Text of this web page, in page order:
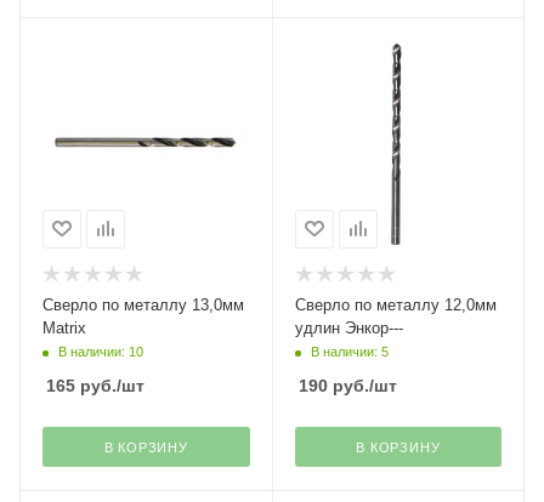
Сверло по металлу 13,0мм
Matrix
В наличии: 10
165 руб./шт
В КОРЗИНУ
Сверло по металлу 12,0мм
удлин Энкор---
В наличии: 5
190руб./шт
В КОРЗИНУ